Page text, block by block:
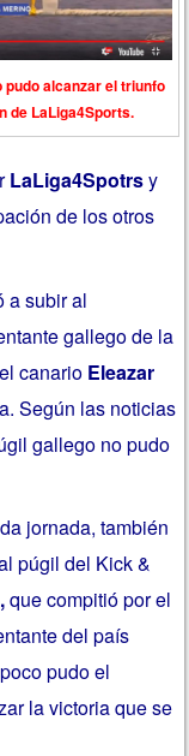
pudo alcanzar el triunfo
de LaLiga4Sports.
LaLiga4Spotrsy
de los otros
a subir al
gallego de la
canario Eleazar
Según las noticias
gallego no pudo
jornada, también
púgil del Kick &
,que compitió por el
del país
pudo el
la victoria que se